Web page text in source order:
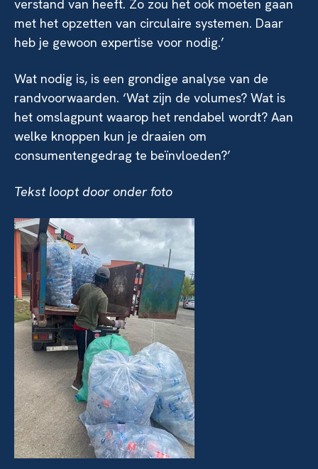
verstand van heeft. Zo zou het ook moeten gaan
met het opzetten van circulaire systemen. Daar
heb je gewoon expertise voor nodig.’
Wat nodig is, is een grondige analyse van de
randvoorwaarden. ‘Wat zijn de volumes? Wat is
het omslagpunt waarop het rendabel wordt? Aan
welke knoppen kun je draaien om
consumentengedrag te beïnvloeden?’
Tekst loopt door onder foto